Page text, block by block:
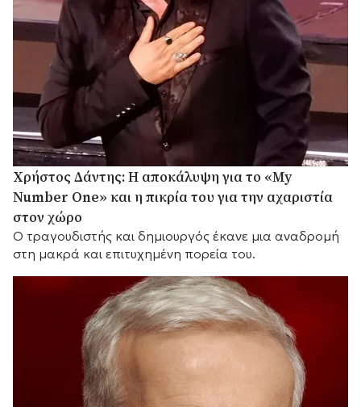
Χρήστος Δάντης: Η αποκάλυψη για το «My
Number One» και η πικρία του για την αχαριστία
στον χώρο
Ο τραγουδιστής και δημιουργός έκανε μια αναδρομή
στη μακρά και επιτυχημένη πορεία του.